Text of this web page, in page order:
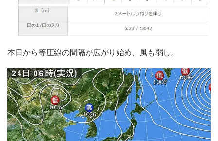
本日から等圧線の間隔が広がり始め、風も弱し。